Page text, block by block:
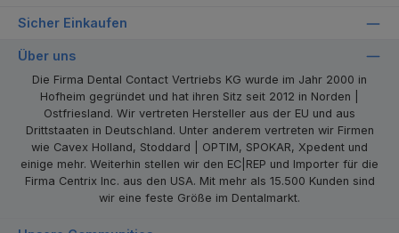
Sicher Einkaufen
Über uns
Die Firma Dental Contact Vertriebs KG wurde im Jahr 2000 in
Hofheim gegründet und hat ihren Sitz seit 2012 in Norden |
Ostfriesland. Wir vertreten Hersteller aus der EU und aus
Drittstaaten in Deutschland. Unter anderem vertreten wir Firmen
wie Cavex Holland, Stoddard | OPTIM, SPOKAR, Xpedent und
einige mehr. Weiterhin stellen wir den EC|REP und Importer für die
Firma Centrix Inc. aus den USA. Mit mehr als 15.500 Kunden sind
wir eine feste Größe im Dentalmarkt.